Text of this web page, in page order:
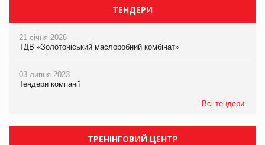
ТЕНДЕРИ
21 січня 2026
ТДВ «Золотоніський маслоробний комбінат»
03 липня 2023
Тендери компанії
Всі тендери
ТРЕНІНГОВИЙ ЦЕНТР